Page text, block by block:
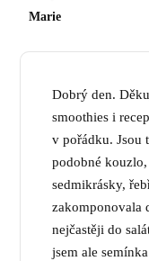
Marie
Dobrý den.
smoothies i
v pořádku. Jsou
podobné
sedmikrásky,
zakomponovala
nejčastěji do
jsem ale